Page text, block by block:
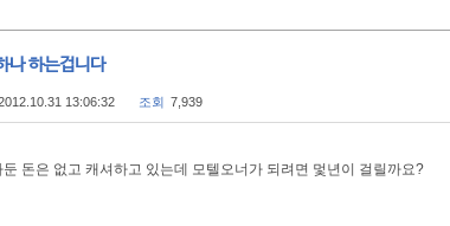
나 하는겁니다
13:06:32 조회 7,939
돈은 없고 캐셔하고 있는데 모텔오너가 되려면 멏년이 걸릴까요?